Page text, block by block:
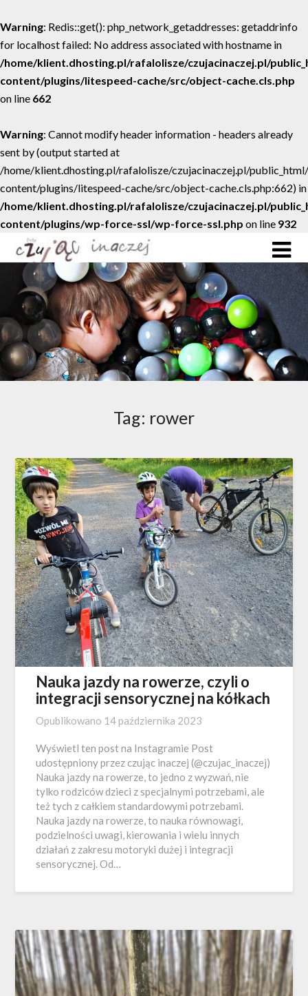
Warning: Redis::get(): php_network_getaddresses: getaddrinfo
for localhost failed: No address associated with hostname in
/home/klient.dhosting.pl/rafalolisze/czujacinaczej.pl/
content/plugins/litespeed-cache/src/object-cache.cls.php
on line 662
Warning: Cannot modify header information - headers already
sent by (output started at
/home/klient.dhosting.pl/rafalolisze/czujacinaczej.pl/
content/plugins/litespeed-cache/src/object-cache.cls.php:662) in
/home/klient.dhosting.pl/rafalolisze/czujacinaczej.pl/
content/plugins/wp-force-ssl/wp-force-ssl.php on line 932
Tag: rower
Nauka jazdy na rowerze, czyli o
integracji sensorycznej na kółkach
Opublikowano 14 października 2023
Wyświetl ten post na Instagramie Post
udostępniony przez czując inaczej (@czujac_inaczej)
Nauka jazdy na rowerze, to jedno z wyzwań, nie
tylko rodziców dzieci z specjalnymi potrzebami, ale
też tych z całkiem standardowymi potrzebami.
Nauka jazdy na rowerze, to nauka równowagi,
podzielności uwagi, kierowania i wielu innych
działań z zakresu motoryki dużej i integracji
sensorycznej. Od…